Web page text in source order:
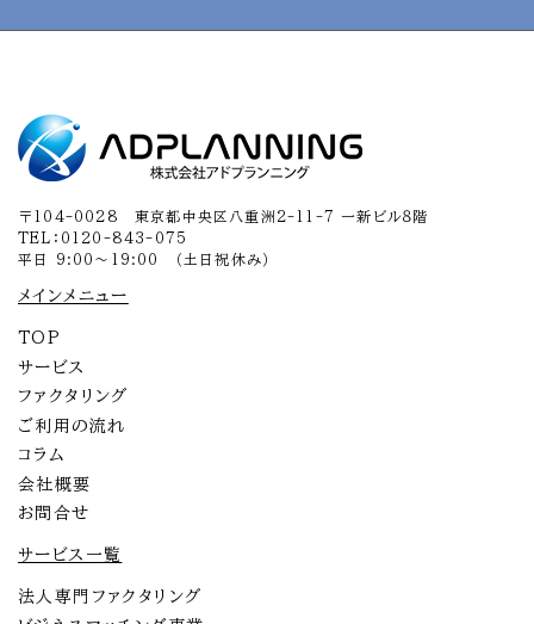
〒104-0028 東京都中央区八重洲2-11-7 一新ビル８階
TEL：0120-843-075
平日 9:00～19:00 （土日祝休み）
メインメニュー
TOP
サービス
ファクタリング
ご利用の流れ
コラム
会社概要
お問合せ
サービス一覧
法人専門ファクタリング